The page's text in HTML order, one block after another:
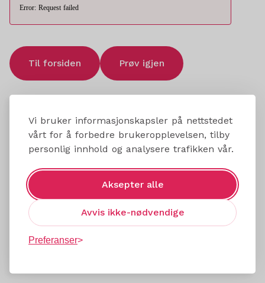
Vi bruker informasjonskapsler på nettstedet
vårt for å forbedre brukeropplevelsen, tilby
personlig innhold og analysere trafikken vår.
Aksepter alle
Avvis ikke-nødvendige
Preferanser
Error: Request failed
Til forsiden Prøv igjen